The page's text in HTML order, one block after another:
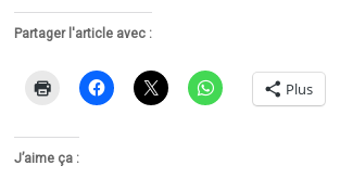
Partager l'article avec :
Plus
J’aime ça :